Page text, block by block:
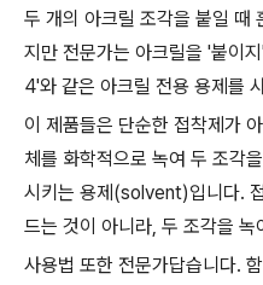
두 개의 아크릴 조각을 붙일 때
지만 전문가는 아크릴을 '붙이
4'와 같은 아크릴 전용 용제를
이 제품들은 단순한 접착제가
체를 화학적으로 녹여 두 조각
시키는 용제(solvent)입니다.
드는 것이 아니라, 두 조각을
사용법 또한 전문가답습니다.